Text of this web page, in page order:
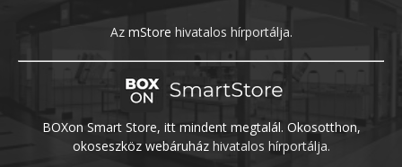
Az mStore hivatalos hírportálja.
BOXon Smart Store, itt mindent megtalál. Okosotthon,
okoseszköz webáruházhivatalos hírportálja.